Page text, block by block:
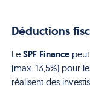
Déductions
Le SPF Financepeut
(max. 13,5%) pour
réalisent des